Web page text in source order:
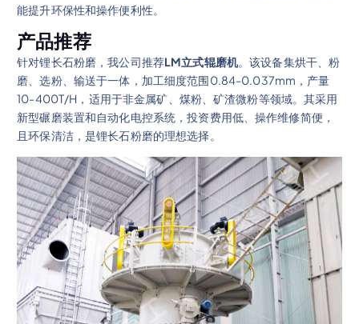
能提升环保性和操作便利性。
产品推荐
针对锂长石粉磨，我公司推荐LM立式辊磨机。该设备集烘干、粉
磨、选粉、输送于一体，加工细度范围0.84-0.037mm，产量
10-400T/H，适用于非金属矿、煤粉、矿渣微粉等领域。其采用
新型碾磨装置和自动化电控系统，投资费用低、操作维修简便，
且环保清洁，是锂长石粉磨的理想选择。